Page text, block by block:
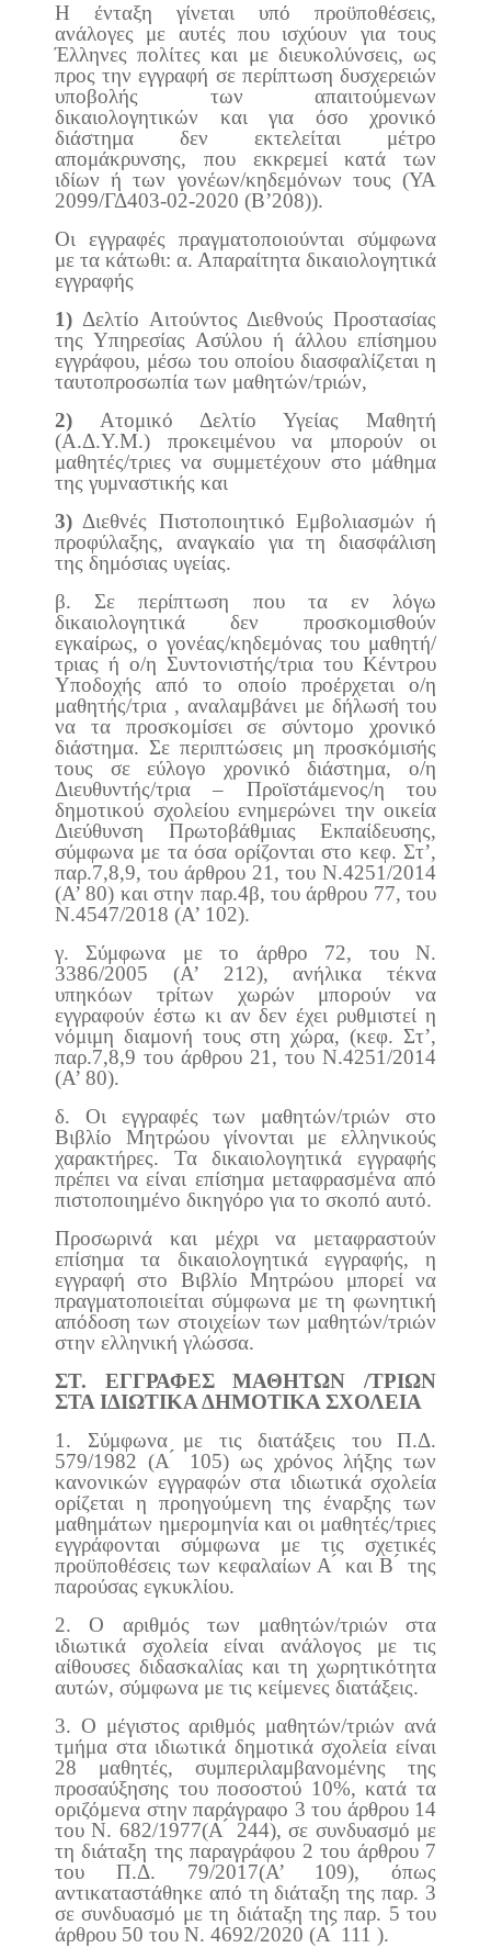
Η ένταξη γίνεται υπό προϋποθέσεις,
ανάλογες με αυτές που ισχύουν για τους
Έλληνες πολίτες και με διευκολύνσεις, ως
προς την εγγραφή σε περίπτωση δυσχερειών
υποβολής των απαιτούμενων
δικαιολογητικών και για όσο χρονικό
διάστημα δεν εκτελείται μέτρο
απομάκρυνσης, που εκκρεμεί κατά των
ιδίων ή των γονέων/κηδεμόνων τους (ΥΑ
2099/ΓΔ403-02-2020 (Β’208)).
Οι εγγραφές πραγματοποιούνται σύμφωνα
με τα κάτωθι: α. Απαραίτητα δικαιολογητικά
εγγραφής
1) Δελτίο Αιτούντος Διεθνούς Προστασίας
της Υπηρεσίας Ασύλου ή άλλου επίσημου
εγγράφου, μέσω του οποίου διασφαλίζεται η
ταυτοπροσωπία των μαθητών/τριών,
2) Ατομικό Δελτίο Υγείας Μαθητή
(Α.Δ.Υ.Μ.) προκειμένου να μπορούν οι
μαθητές/τριες να συμμετέχουν στο μάθημα
της γυμναστικής και
3) Διεθνές Πιστοποιητικό Εμβολιασμών ή
προφύλαξης, αναγκαίο για τη διασφάλιση
της δημόσιας υγείας.
β. Σε περίπτωση που τα εν λόγω
δικαιολογητικά δεν προσκομισθούν
εγκαίρως, ο γονέας/κηδεμόνας του μαθητή/
τριας ή ο/η Συντονιστής/τρια του Κέντρου
Υποδοχής από το οποίο προέρχεται ο/η
μαθητής/τρια , αναλαμβάνει με δήλωσή του
να τα προσκομίσει σε σύντομο χρονικό
διάστημα. Σε περιπτώσεις μη προσκόμισής
τους σε εύλογο χρονικό διάστημα, ο/η
Διευθυντής/τρια – Προϊστάμενος/η του
δημοτικού σχολείου ενημερώνει την οικεία
Διεύθυνση Πρωτοβάθμιας Εκπαίδευσης,
σύμφωνα με τα όσα ορίζονται στο κεφ. Στ’,
παρ.7,8,9, του άρθρου 21, του Ν.4251/2014
(A’ 80) και στην παρ.4β, του άρθρου 77, του
Ν.4547/2018 (Α’ 102).
γ. Σύμφωνα με το άρθρο 72, του Ν.
3386/2005 (Α’ 212), ανήλικα τέκνα
υπηκόων τρίτων χωρών μπορούν να
εγγραφούν έστω κι αν δεν έχει ρυθμιστεί η
νόμιμη διαμονή τους στη χώρα, (κεφ. Στ’,
παρ.7,8,9 του άρθρου 21, του Ν.4251/2014
(A’ 80).
δ. Οι εγγραφές των μαθητών/τριών στο
Βιβλίο Μητρώου γίνονται με ελληνικούς
χαρακτήρες. Τα δικαιολογητικά εγγραφής
πρέπει να είναι επίσημα μεταφρασμένα από
πιστοποιημένο δικηγόρο για το σκοπό αυτό.
Προσωρινά και μέχρι να μεταφραστούν
επίσημα τα δικαιολογητικά εγγραφής, η
εγγραφή στο Βιβλίο Μητρώου μπορεί να
πραγματοποιείται σύμφωνα με τη φωνητική
απόδοση των στοιχείων των μαθητών/τριών
στην ελληνική γλώσσα.
ΣΤ. ΕΓΓΡΑΦΕΣ ΜΑΘΗΤΩΝ /ΤΡΙΩΝ
ΣΤΑ ΙΔΙΩΤΙΚΑ ΔΗΜΟΤΙΚΑ ΣΧΟΛΕΙΑ
1. Σύμφωνα με τις διατάξεις του Π.Δ.
579/1982 (Α ́ 105) ως χρόνος λήξης των
κανονικών εγγραφών στα ιδιωτικά σχολεία
ορίζεται η προηγούμενη της έναρξης των
μαθημάτων ημερομηνία και οι μαθητές/τριες
εγγράφονται σύμφωνα με τις σχετικές
προϋποθέσεις των κεφαλαίων Α ́ και Β ́ της
παρούσας εγκυκλίου.
2. Ο αριθμός των μαθητών/τριών στα
ιδιωτικά σχολεία είναι ανάλογος με τις
αίθουσες διδασκαλίας και τη χωρητικότητα
αυτών, σύμφωνα με τις κείμενες διατάξεις.
3. Ο μέγιστος αριθμός μαθητών/τριών ανά
τμήμα στα ιδιωτικά δημοτικά σχολεία είναι
28 μαθητές, συμπεριλαμβανομένης της
προσαύξησης του ποσοστού 10%, κατά τα
οριζόμενα στην παράγραφο 3 του άρθρου 14
του Ν. 682/1977(Α ́ 244), σε συνδυασμό με
τη διάταξη της παραγράφου 2 του άρθρου 7
του Π.Δ. 79/2017(Α’ 109), όπως
αντικαταστάθηκε από τη διάταξη της παρ. 3
σε συνδυασμό με τη διάταξη της παρ. 5 του
άρθρου 50 του Ν. 4692/2020 (Α ́ 111 ).